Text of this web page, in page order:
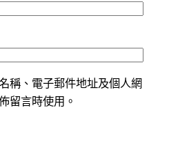
稱、電子郵件地址及個人網
留言時使用。